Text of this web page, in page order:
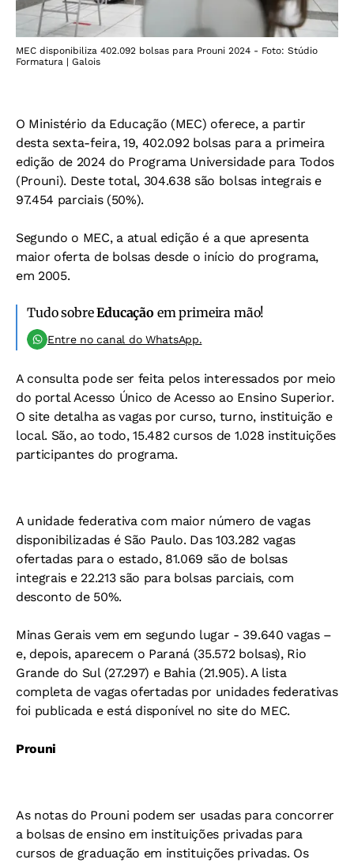
MEC disponibiliza 402.092 bolsas para Prouni 2024 - Foto: Stúdio
Formatura | Galois
O Ministério da Educação (MEC) oferece, a partir
desta sexta-feira, 19, 402.092 bolsas para a primeira
edição de 2024 do Programa Universidade para Todos
(Prouni). Deste total, 304.638 são bolsas integrais e
97.454 parciais (50%).
Segundo o MEC, a atual edição é a que apresenta
maior oferta de bolsas desde o início do programa,
em 2005.
Tudo sobreEducação em primeira mão!
Entre no canal do WhatsApp.
A consulta pode ser feita pelos interessados por meio
do portal Acesso Único de Acesso ao Ensino Superior.
O site detalha as vagas por curso, turno, instituição e
local. São, ao todo, 15.482 cursos de 1.028 instituições
participantes do programa.
A unidade federativa com maior número de vagas
disponibilizadas é São Paulo. Das 103.282 vagas
ofertadas para o estado, 81.069 são de bolsas
integrais e 22.213 são para bolsas parciais, com
desconto de 50%.
Minas Gerais vem em segundo lugar - 39.640 vagas –
e, depois, aparecem o Paraná (35.572 bolsas), Rio
Grande do Sul (27.297) e Bahia (21.905). A lista
completa de vagas ofertadas por unidades federativas
foi publicada e está disponível no site do MEC.
Prouni
As notas do Prouni podem ser usadas para concorrer
a bolsas de ensino em instituições privadas para
cursos de graduação em instituições privadas. Os